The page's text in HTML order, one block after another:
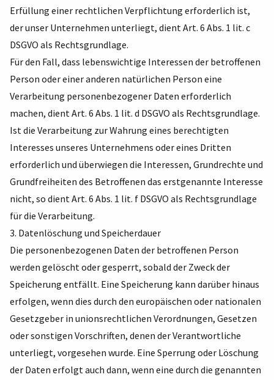
Erfüllung einer rechtlichen Verpflichtung erforderlich ist,
der unser Unternehmen unterliegt, dient Art. 6 Abs. 1 lit. c
DSGVO als Rechtsgrundlage.
Für den Fall, dass lebenswichtige Interessen der betroffenen
Person oder einer anderen natürlichen Person eine
Verarbeitung personenbezogener Daten erforderlich
machen, dient Art. 6 Abs. 1 lit. d DSGVO als Rechtsgrundlage.
Ist die Verarbeitung zur Wahrung eines berechtigten
Interesses unseres Unternehmens oder eines Dritten
erforderlich und überwiegen die Interessen, Grundrechte und
Grundfreiheiten des Betroffenen das erstgenannte Interesse
nicht, so dient Art. 6 Abs. 1 lit. f DSGVO als Rechtsgrundlage
für die Verarbeitung.
3. Datenlöschung und Speicherdauer
Die personenbezogenen Daten der betroffenen Person
werden gelöscht oder gesperrt, sobald der Zweck der
Speicherung entfällt. Eine Speicherung kann darüber hinaus
erfolgen, wenn dies durch den europäischen oder nationalen
Gesetzgeber in unionsrechtlichen Verordnungen, Gesetzen
oder sonstigen Vorschriften, denen der Verantwortliche
unterliegt, vorgesehen wurde. Eine Sperrung oder Löschung
der Daten erfolgt auch dann, wenn eine durch die genannten